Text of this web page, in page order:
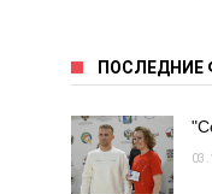
ПОСЛЕДНИЕ